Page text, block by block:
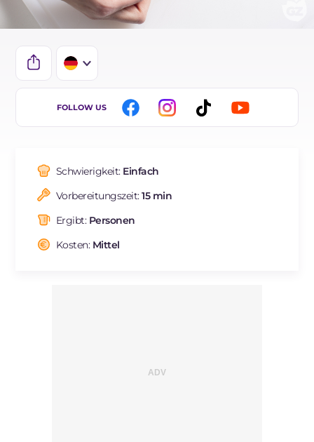
IT
BR
FR
NL
FOLLOW US
Schwierigkeit: Einfach
Vorbereitungszeit:15 min
Ergibt: Personen
Kosten: Mittel